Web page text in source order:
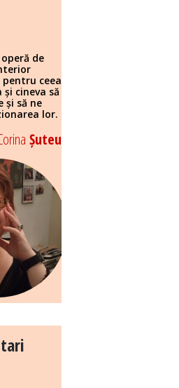
de
pentru ceea
și cineva să
și să ne
lor.
Șuteu